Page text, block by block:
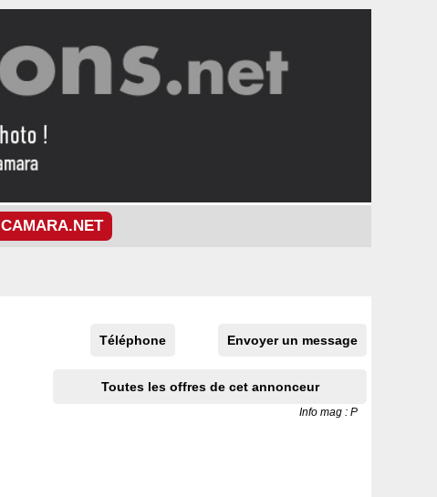
CAMARA.NET
Téléphone Envoyer un message
Toutes les offres de cet annonceur
Info mag : P